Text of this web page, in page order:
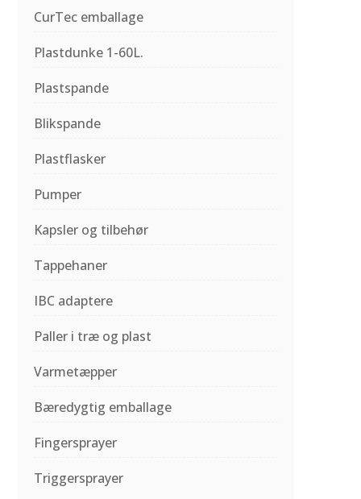
CurTec emballage
Plastdunke 1-60L.
Plastspande
Blikspande
Plastflasker
Pumper
Kapsler og tilbehør
Tappehaner
IBC adaptere
Paller i træ og plast
Varmetæpper
Bæredygtig emballage
Fingersprayer
Triggersprayer